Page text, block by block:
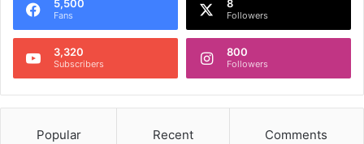
5,500
Fans
8
Followers
3,320
Subscribers
800
Followers
Popular Recent Comments